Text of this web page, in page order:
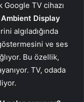
TV cihazı
Ambient Display
algıladığında
ve ses
Bu özellik,
TV, odada